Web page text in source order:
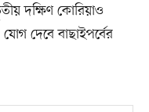
দক্ষিণ কোরিয়াও
দেবে বাছাইপর্বের